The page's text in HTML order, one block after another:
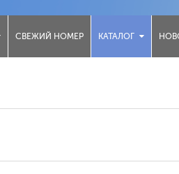
СВЕЖИЙ НОМЕР КАТАЛОГ